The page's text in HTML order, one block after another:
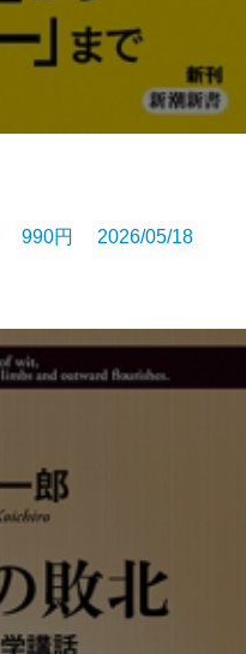
990円 2026/05/18